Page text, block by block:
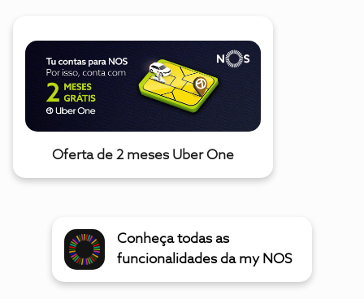
Oferta de 2 meses Uber One
Conheça todas as
funcionalidades da my NOS